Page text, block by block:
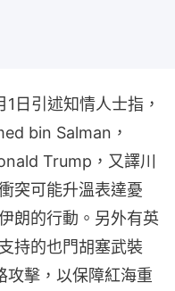
日引述知情人士指，
bin Salman，
Trump，又譯川
突可能升溫表達憂
朗的行動。另外有英
持的也門胡塞武裝
攻擊，以保障紅海重